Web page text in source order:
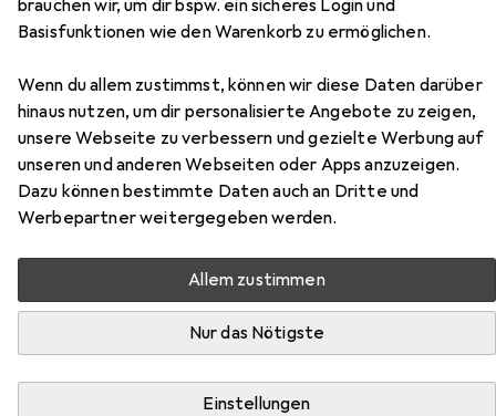
brauchen wir, um dir bspw. ein sicheres Login und
Basisfunktionen wie den Warenkorb zu ermöglichen.
Wenn du allem zustimmst, können wir diese Daten darüber
hinaus nutzen, um dir personalisierte Angebote zu zeigen,
unsere Webseite zu verbessern und gezielte Werbung auf
unseren und anderen Webseiten oder Apps anzuzeigen.
Dazu können bestimmte Daten auch an Dritte und
Werbepartner weitergegeben werden.
Allem zustimmen
Nur das Nötigste
Einstellungen
Zubehör für Profix
Sockelmauerschrauben
Hier findest du passendes Zubehör zum Produkt Profix
Sockelmauerschrauben aus der Kategorie Bits.
MENGENRABATT